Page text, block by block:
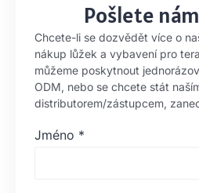
Pošlete
Chcete-li se dozvědět více o
nákup lůžek a vybavení pro
můžeme poskytnout
ODM, nebo se chcete stát
distributorem/zástupcem,
Jméno *